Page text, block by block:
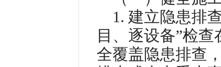
1. 建立隐患排
目、逐设备”检
全覆盖隐患排查